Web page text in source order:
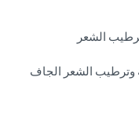
وترطيب الشعر الجاف